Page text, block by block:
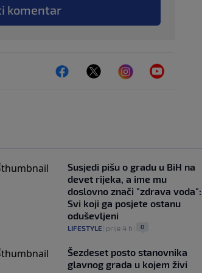
komentar
Susjedi pišu o gradu u BiH na
devet rijeka, a ime mu
doslovno znači "zdrava voda":
Svi koji ga posjete ostanu
oduševljeni
LIFESTYLE| prije 4 h 0
Šezdeset posto stanovnika
glavnog grada u kojem živi